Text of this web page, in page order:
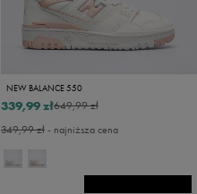
NEW BALANCE 550
649,99 zł
339,99 zł
349,99 zł- najniższa cena